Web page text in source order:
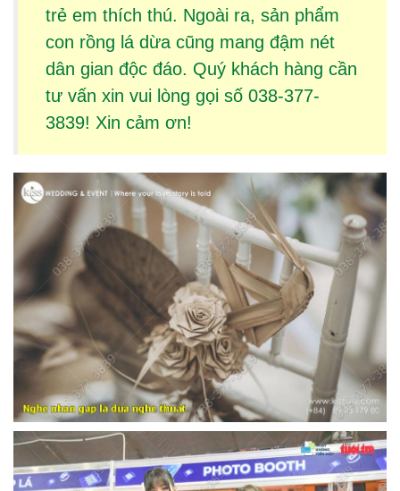
trẻ em thích thú. Ngoài ra, sản phẩm
con rồng lá dừacũng mang đậm nét
dân gian độc đáo. Quý khách hàng cần
tư vấn xin vui lòng gọi số 038-377-
3839! Xin cảm ơn!